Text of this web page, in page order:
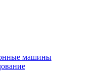
машины